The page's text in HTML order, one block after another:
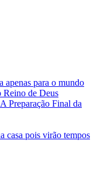
apenas para o mundo
de Deus
Preparação Final da
casa pois virão tempos